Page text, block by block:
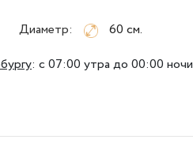
Диаметр:
60 см.
: с 07:00 утра до 00:00 ночи